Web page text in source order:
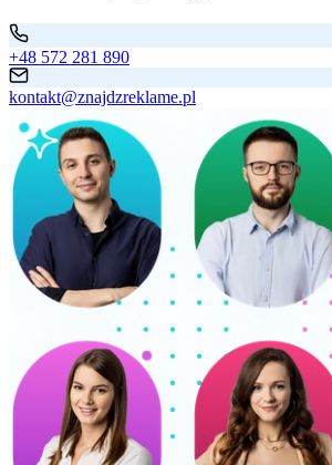
+48 572 281 890
kontakt@znajdzreklame.pl